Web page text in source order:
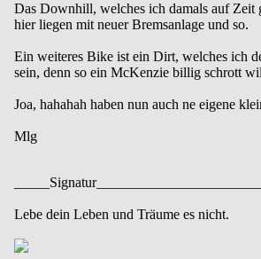
Das Downhill, welches ich damals auf Zeit
hier liegen mit neuer Bremsanlage und so.
Ein weiteres Bike ist ein Dirt, welches ich
sein, denn so ein McKenzie billig schrott
Joa, hahahah haben nun auch ne eigene
Mlg
Lebe dein Leben und Träume es nicht.